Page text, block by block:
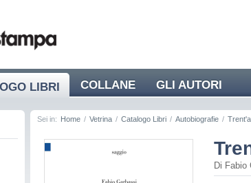
LIBRI COLLANE GLI AUTORI
Sei in: Home / Vetrina / Catalogo Libri / Autobiografie /
Di Fabio